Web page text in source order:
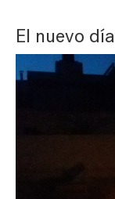
El nuevo día